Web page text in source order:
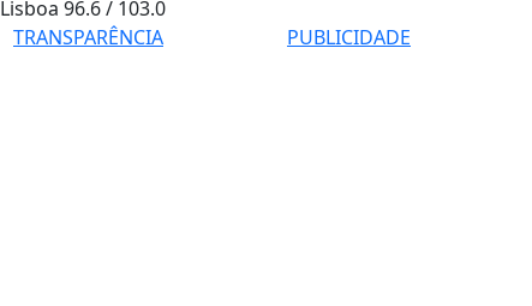
Lisboa96.6 / 103.0
TRANSPARÊNCIA
PUBLICIDADE